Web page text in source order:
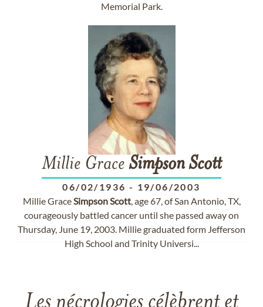
Memorial Park.
Millie Grace SimpsonScott
06/02/1936 - 19/06/2003
Millie GraceSimpsonScott, age 67, of San Antonio, TX,
courageously battled cancer until she passed away on
Thursday, June 19, 2003. Millie graduated form Jefferson
High School and Trinity Universi...